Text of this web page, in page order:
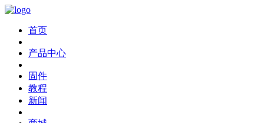
首页
产品中心
固件
教程
新闻